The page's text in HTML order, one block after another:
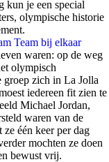
kun je een special
olympische historie
Team bij elkaar
waren: op de weg
olympisch
groep zich in La Jolla
iedereen fit zien te
Michael Jordan,
waren van de
één keer per dag
mochten ze doen
bewust vrij.